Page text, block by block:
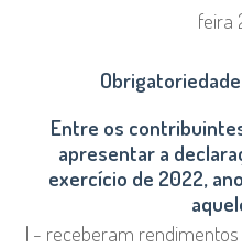
feira
Entre os
apresentar a
exercício de 2022,
I - receberam